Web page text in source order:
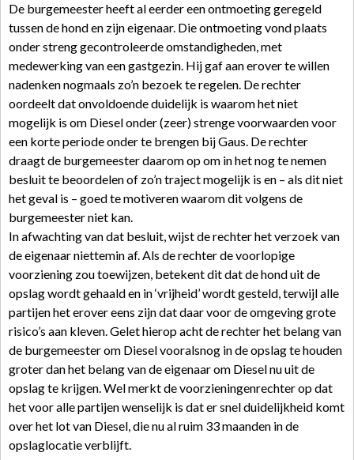
De burgemeester heeft al eerder een ontmoeting geregeld
tussen de hond en zijn eigenaar. Die ontmoeting vond plaats
onder streng gecontroleerde omstandigheden, met
medewerking van een gastgezin. Hij gaf aan erover te willen
nadenken nogmaals zo’n bezoek te regelen. De rechter
oordeelt dat onvoldoende duidelijk is waarom het niet
mogelijk is om Diesel onder (zeer) strenge voorwaarden voor
een korte periode onder te brengen bij Gaus. De rechter
draagt de burgemeester daarom op om in het nog te nemen
besluit te beoordelen of zo’n traject mogelijk is en – als dit niet
het geval is – goed te motiveren waarom dit volgens de
burgemeester niet kan.
In afwachting van dat besluit, wijst de rechter het verzoek van
de eigenaar niettemin af. Als de rechter de voorlopige
voorziening zou toewijzen, betekent dit dat de hond uit de
opslag wordt gehaald en in ‘vrijheid’ wordt gesteld, terwijl alle
partijen het erover eens zijn dat daar voor de omgeving grote
risico’s aan kleven. Gelet hierop acht de rechter het belang van
de burgemeester om Diesel vooralsnog in de opslag te houden
groter dan het belang van de eigenaar om Diesel nu uit de
opslag te krijgen. Wel merkt de voorzieningenrechter op dat
het voor alle partijen wenselijk is dat er snel duidelijkheid komt
over het lot van Diesel, die nu al ruim 33 maanden in de
opslaglocatie verblijft.